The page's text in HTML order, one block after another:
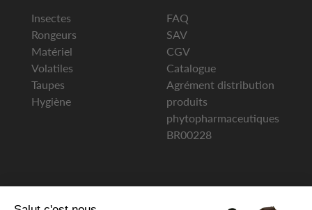
Insectes
Rongeurs
Matériel
Volatiles
Taupes
Hygiène
FAQ
SAV
CGV
Catalogue
Agrément distribution
produits
phytopharmaceutiques
BR00228